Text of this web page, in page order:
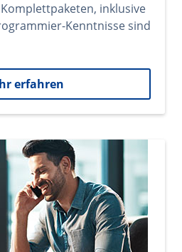
inklusive
Kenntnisse sind
erfahren